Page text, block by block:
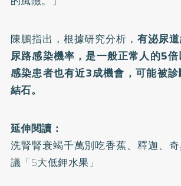
陳鵬指出，根據研究分析，有泌尿
尿路感染機率，是一般正常人的5
感染患者也有近3成機會，可能被
結石。
延伸閱讀：
洗腎腎衰竭千萬別吃香蕉、釋迦、
議「5大低鉀水果」